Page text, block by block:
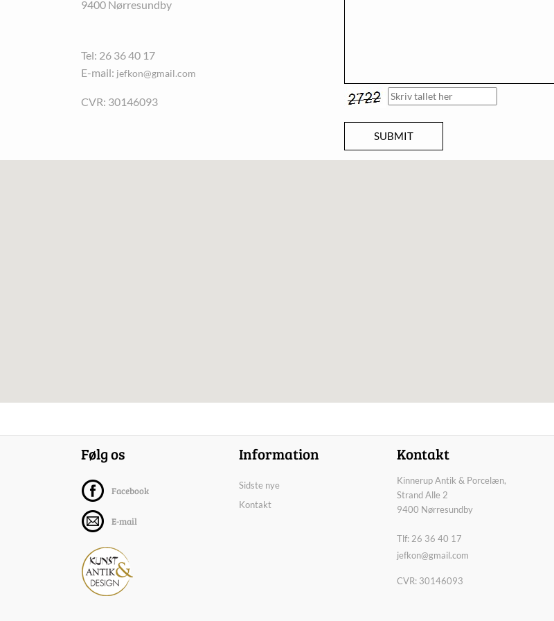
9400 Nørresundby
Tel: 26 36 40 17
E-mail: jefkon@gmail.com
CVR: 30146093
Følg os
Facebook
E-mail
Information
Sidste nye
Kontakt
Kontakt
Kinnerup Antik & Porcelæn,
Strand Alle 2
9400 Nørresundby
Tlf: 26 36 40 17
jefkon@gmail.com
CVR: 30146093